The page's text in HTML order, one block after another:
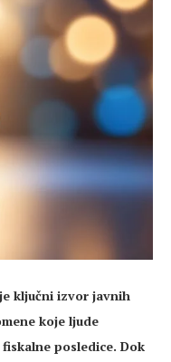
ključni izvor javnih
koje ljude
posledice. Dok